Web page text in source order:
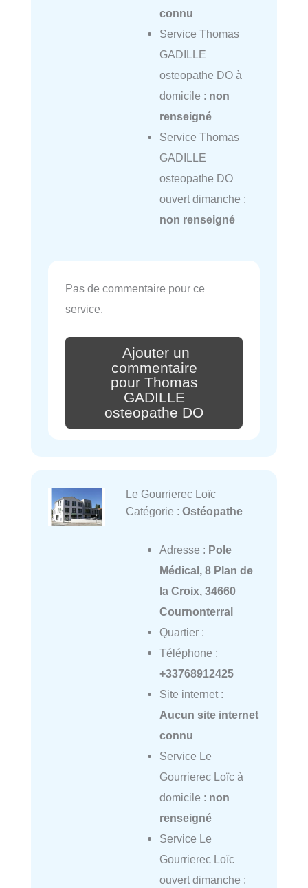
connu
Service Thomas
GADILLE
osteopathe DO à
domicile : non
renseigné
Service Thomas
GADILLE
osteopathe DO
ouvert dimanche :
non renseigné
Pas de commentaire pour ce
service.
Ajouter un
commentaire
pour Thomas
GADILLE
osteopathe DO
Le Gourrierec Loïc
Catégorie : Ostéopathe
Adresse : Pole
Médical, 8 Plan de
la Croix, 34660
Cournonterral
Quartier :
Téléphone :
+33768912425
Site internet :
Aucun site internet
connu
Service Le
Gourrierec Loïc à
domicile : non
renseigné
Service Le
Gourrierec Loïc
ouvert dimanche :